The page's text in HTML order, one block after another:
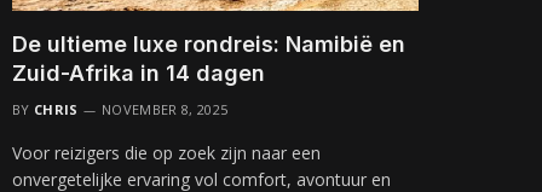
De ultieme luxe rondreis: Namibië en
Zuid-Afrika in 14 dagen
BY CHRIS NOVEMBER 8, 2025
Voor reizigers die op zoek zijn naar een
onvergetelijke ervaring vol comfort, avontuur en